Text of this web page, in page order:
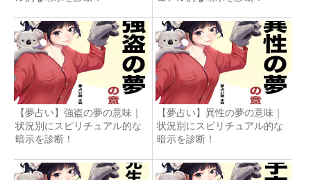
【夢占い】強盗の夢の意味｜
状況別にスピリチュアル的な
暗示を診断！
【夢占い】異性の夢の意味｜
状況別にスピリチュアル的な
暗示を診断！